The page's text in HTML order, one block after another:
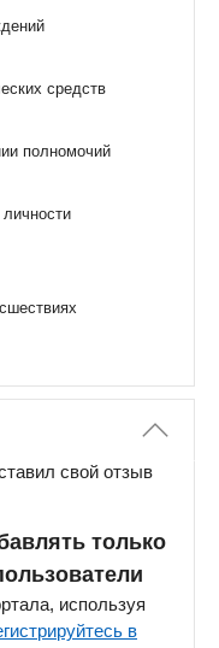
средств
полномочий
свой отзыв
только
используя
в